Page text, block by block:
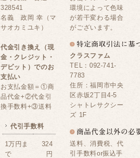
328541
名義 政岡 幸（マ
サオカミユキ）
代金引き換え（現
金・クレジット・
デビット）でのお
支払い
お支払金額＝①商
品代金+②代金引
換手数料+③送料
代引手数料
1万円ま
で
324
円
環境によって色味
が若干変わる場合
がございます。
クラスファム
TEL：092-741-
7783
住所：福岡市中央
区赤坂2丁目4-5
シャトレサクシー
ズ 1F
送料、消費税、代
引手数料or振込手